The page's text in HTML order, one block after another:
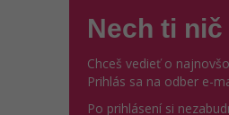
Nech ti nič
Chceš vedieť o
Prihlás sa na odber e-
Po prihlásení si